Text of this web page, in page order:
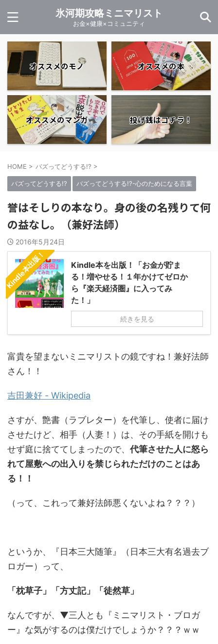
氷河期攻略ミニマリスト
お金×健康×コミュニティ
オススメのモノ オススメの本
オススメのマンガ 投げ銭はコチラ！
HOME > バズってどうする!? >
バズってどうする!? バズってどうする!?-心のためになる言葉
誉はそしりの本なり。身の後の名残りて何
の益なし。（兼好法師）
2016年5月24日
Kindle本出版！
Kindle本を出版！「お金が貯ま
る！増やせる！１年かけてゼロか
ら『楽天経済圏』に入ってみ
た！」
続きを見る
富貴を望まないミニマリストの鏡ですね！兼好法師
さん！！
吉田兼好 - Wikipedia
さすが、艶書（ラブレター）を代筆し、使者に届け
させたけど、相手（人妻！）は、その手紙を開けも
せず庭に捨ててしまったので、代筆させた人に怒ら
れて屋敷への出入りを禁じられただけのことはあ
る！！
（って、これって兼好法師悪くないよね？？？）
というか、『日本三大随筆』（日本三大有名過去ブ
ロガー）って、
「枕草子」「方丈記」「徒然草」
なんですが、▼三人とも『ミニマリスト・ブロガ
ー』な気がするのは僕だけでしょうか？？？ｗｗ